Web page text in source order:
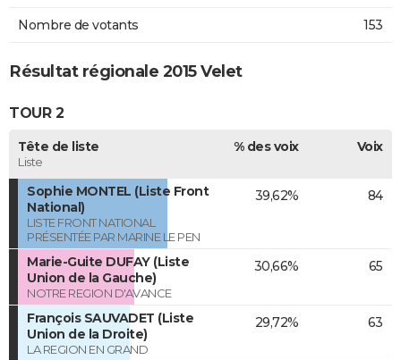
Nombre de votants 153
Résultat régionale 2015 Velet
TOUR 2
Tête de liste
Liste
% des voix Voix
Sophie MONTEL (Liste Front
National)
LISTE FRONT NATIONAL
PRÉSENTÉE PAR MARINE LE PEN
39,62% 84
Marie-Guite DUFAY (Liste
Union de la Gauche)
NOTRE REGION D'AVANCE
30,66% 65
François SAUVADET (Liste
Union de la Droite)
LA REGION EN GRAND
29,72% 63